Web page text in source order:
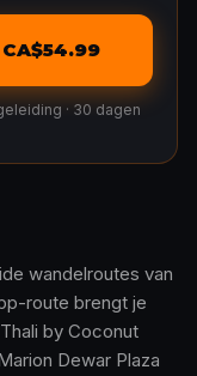
· 30 dagen
wandelroutes van
route brengt je
by Coconut
Dewar Plaza